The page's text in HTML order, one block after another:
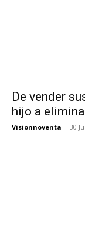
De vender
hijo a
Visionnoventa - 30